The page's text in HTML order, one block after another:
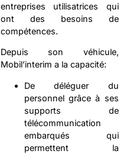
entreprises utilisatrices qui
ont des besoins de
compétences.
Depuis son véhicule,
Mobil’interim a la capacité:
De déléguer du
personnel grâce à ses
supports de
télécommunication
embarqués qui
permettent la